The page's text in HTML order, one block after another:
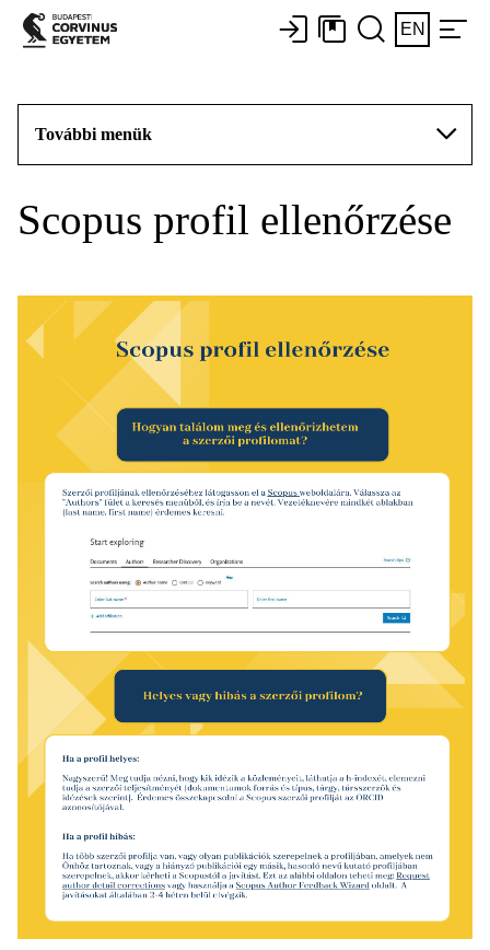
EN
További menük
Scopus profil ellenőrzése